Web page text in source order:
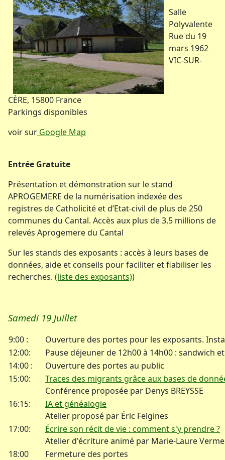
Salle
Polyvalente
Rue du 19
mars 1962
VIC-SUR-
CÈRE, 15800 France
Parkings disponibles
voir sur Google Map
Entrée Gratuite
Présentation et démonstration sur le stand
APROGEMERE de la numérisation indexée des
registres de Catholicité et d’Etat-civil de plus de 250
communes du Cantal. Accès aux plus de 3,5 millions de
relevés Aprogemere du Cantal
Sur les stands des exposants : accès à leurs bases de
données, aide et conseils pour faciliter et fiabiliser les
recherches. (liste des exposants))
Samedi 19 Juillet
9:00 :
Ouverture des portes pour les exposants.
12:00:
Pause déjeuner de 12h00 à 14h00 : sandwich
14:00 :
Ouverture des portes au public
15:00:
Traces des migrants grâce aux bases de
Conférence proposée par Denys BREYSSE
16:15:
IA et généalogie
Atelier proposé par Éric Felgines
17:00:
Écrire son récit de vie : comment s'y prendre ?
Atelier d'écriture animé par Marie-Laure
18:00
Fermeture des portes